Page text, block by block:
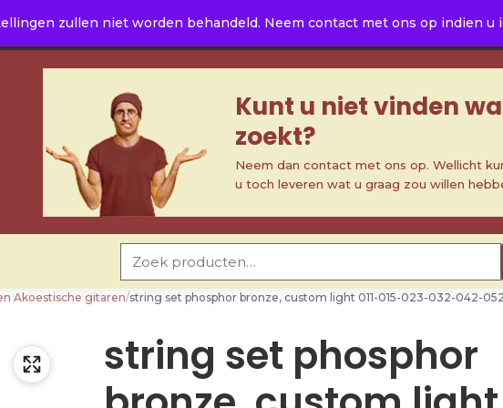
zullen niet worden behandeld. Neem contact met ons op indien u
Kunt u niet vinden
zoekt?
Neem dan contact met ons op. Wellicht
u toch leveren wat u graag zou willen
Akoestische gitaren/string set phosphor bronze, custom light 011-015-023-032-042-052
string set phosphor